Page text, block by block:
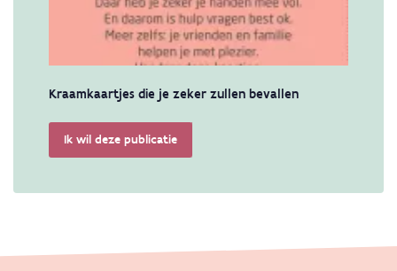
Kraamkaartjes die je zeker zullen bevallen
Ik wil deze publicatie